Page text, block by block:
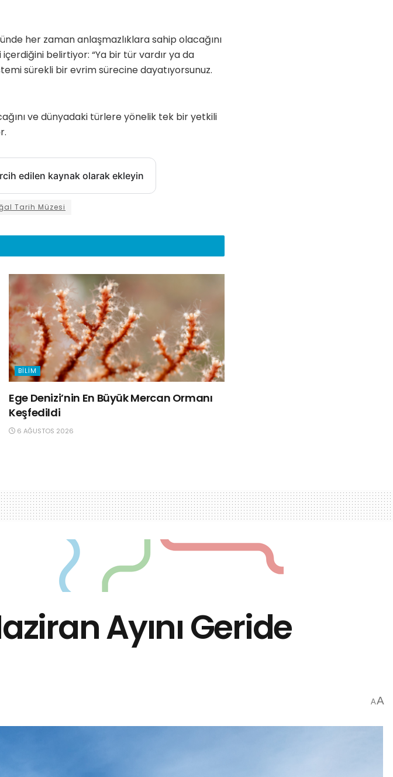
her zaman anlaşmazlıklara sahip olacağını
belirtiyor: “Ya bir tür vardır ya da
sürekli bir evrim sürecine dayatıyorsunuz.
ve dünyadaki türlere yönelik tek bir yetkili
edilen kaynak olarak ekleyin
Tarih Müzesi
BILIM
Ege Denizi’nin En Büyük Mercan Ormanı
Keşfedildi
6 AĞUSTOS 2026
Ayını Geride
AA